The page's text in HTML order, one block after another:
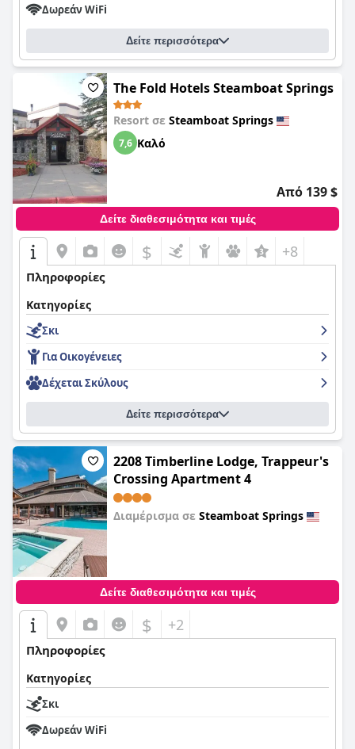
Δωρεάν WiFi
Δείτε περισσότερα
The Fold Hotels Steamboat Springs
Resort σε Steamboat Springs
7,6 Καλό
Από 139 $
Δείτε διαθεσιμότητα και τιμές
$ +8
Πληροφορίες
Κατηγορίες
Σκι
Για Οικογένειες
Δέχεται Σκύλους
Δείτε περισσότερα
2208 Timberline Lodge, Trappeur's
Crossing Apartment 4
Διαμέρισμα σε Steamboat Springs
Δείτε διαθεσιμότητα και τιμές
$ +2
Πληροφορίες
Κατηγορίες
Σκι
Δωρεάν WiFi